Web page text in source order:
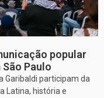
popular
Paulo
Garibaldi participam da
Latina, história e